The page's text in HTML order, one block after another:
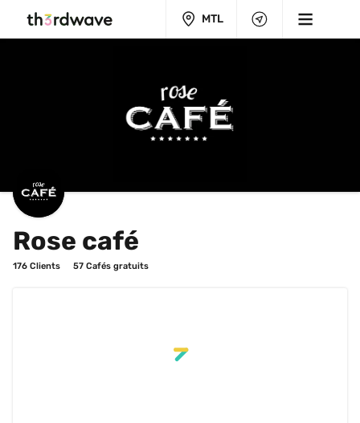
MTL
Rose café
176 Clients 57 Cafés gratuits